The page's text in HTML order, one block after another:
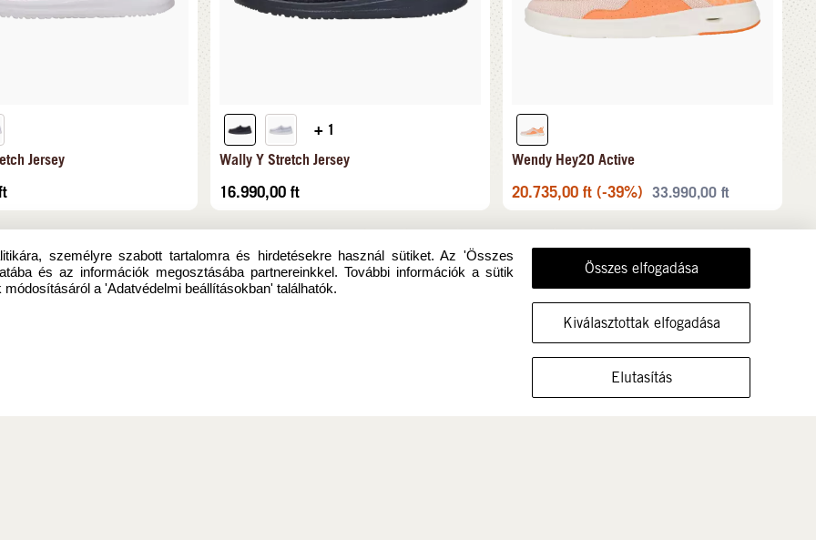
MUTASSA A CIPŐT EBBEN A MÉRETBEN
Jersey
+ 1
Wally Y Stretch Jersey
16.990,00 ft
Wendy Hey2O Active
20.735,00 ft (-39%) 33.990,00 ft
személyre szabott tartalomra és hirdetésekre használ sütiket. Az 'Összes
és az információk megosztásába partnereinkkel. További információk a sütik
a 'Adatvédelmi beállításokban' találhatók.
Összes elfogadása
Kiválasztottak elfogadása
Elutasítás